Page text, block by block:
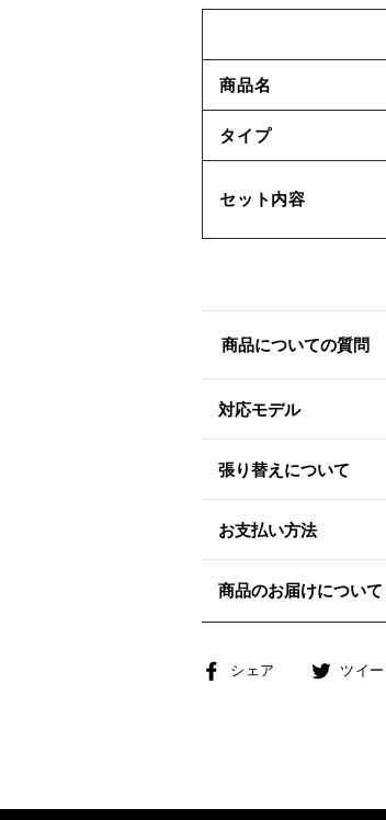
商品名
タイプ
セット内容
商品についての質問
対応モデル
張り替えについて
お支払い方法
商品のお届けについて
シェア
Facebook
す
ツイー